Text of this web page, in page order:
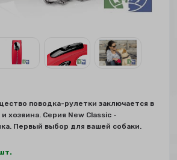
поводка-рулетки заключается в
хозяина. Серия New Classic -
Первый выбор для вашей собаки.